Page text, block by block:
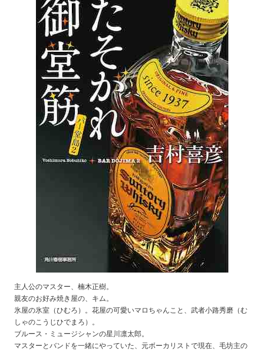
主人公のマスター、楠木正樹。
親友のお好み焼き屋の、キム。
氷屋の氷室（ひむろ）。花屋の可愛いマロちゃんこと、武者小路秀磨（む
しゃのこうじひでまろ）。
ブルース・ミュージシャンの星川凛太郎。
マスターとバンドを一緒にやっていた、元ボーカリストで現在、毛坊主の